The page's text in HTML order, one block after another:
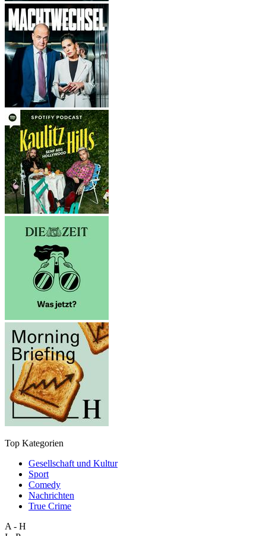
Top Kategorien
Gesellschaft und Kultur
Sport
Comedy
Nachrichten
True Crime
A - H